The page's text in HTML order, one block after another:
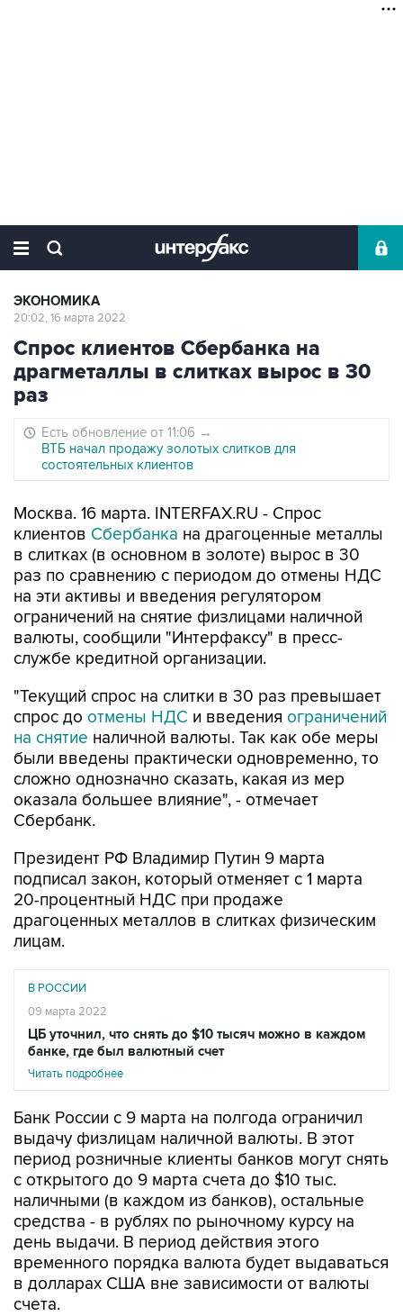
ЭКОНОМИКА
20:02, 16 марта 2022
Спрос клиентов Сбербанка на
драгметаллы в слитках вырос в 30
раз
Есть обновление от 11:06 →
ВТБ начал продажу золотых слитков для
состоятельных клиентов
Москва. 16 марта. INTERFAX.RU - Спрос
клиентов Сбербанка на драгоценные металлы
в слитках (в основном в золоте) вырос в 30
раз по сравнению с периодом до отмены НДС
на эти активы и введения регулятором
ограничений на снятие физлицами наличной
валюты, сообщили "Интерфаксу" в пресс-
службе кредитной организации.
"Текущий спрос на слитки в 30 раз превышает
спрос до отмены НДС и введения ограничений
на снятие наличной валюты. Так как обе меры
были введены практически одновременно, то
сложно однозначно сказать, какая из мер
оказала большее влияние", - отмечает
Сбербанк.
Президент РФ Владимир Путин 9 марта
подписал закон, который отменяет с 1 марта
20-процентный НДС при продаже
драгоценных металлов в слитках физическим
лицам.
В РОССИИ
09 марта 2022
ЦБ уточнил, что снять до $10 тысяч можно в каждом
банке, где был валютный счет
Читать подробнее
Банк России с 9 марта на полгода ограничил
выдачу физлицам наличной валюты. В этот
период розничные клиенты банков могут снять
с открытого до 9 марта счета до $10 тыс.
наличными (в каждом из банков), остальные
средства - в рублях по рыночному курсу на
день выдачи. В период действия этого
временного порядка валюта будет выдаваться
в долларах США вне зависимости от валюты
счета.